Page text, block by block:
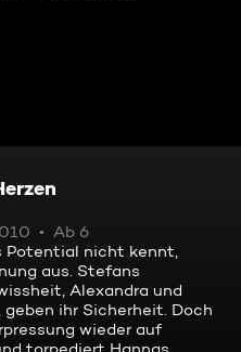
Ab 6
Potential nicht kennt,
aus. Stefans
Alexandra und
ihr Sicherheit. Doch
wieder auf